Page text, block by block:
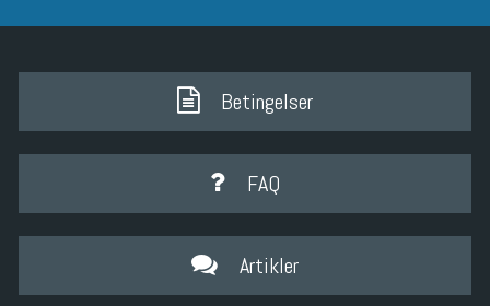
Betingelser
FAQ
Artikler